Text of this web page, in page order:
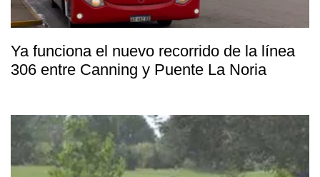
Ya funciona el nuevo recorrido de la línea
306 entre Canning y Puente La Noria